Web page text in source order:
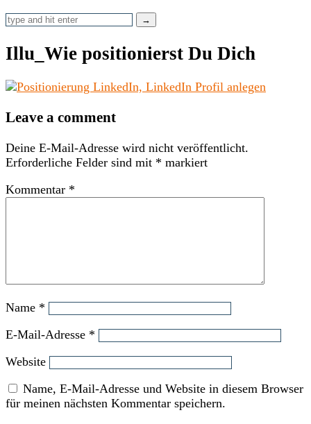
Illu_Wie positionierst Du Dich
Leave a comment
Deine E-Mail-Adresse wird nicht veröffentlicht.
Erforderliche Felder sind mit * markiert
Kommentar *
Name *
E-Mail-Adresse *
Website
Name, E-Mail-Adresse und Website in diesem Browser
für meinen nächsten Kommentar speichern.